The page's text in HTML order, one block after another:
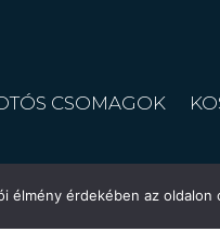
CSOMAGOK
élmény érdekében az